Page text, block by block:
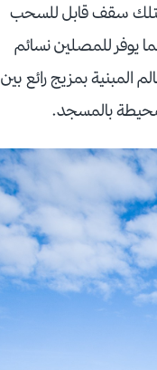
قاعة الصلاة الفخمة التي يمكنها استيعاب 25000 والتي تمتلك سقف قابل للسحب
مما يوفر للمصلين نسائم
المبنية بمزيج رائع بين
بالمسجد.